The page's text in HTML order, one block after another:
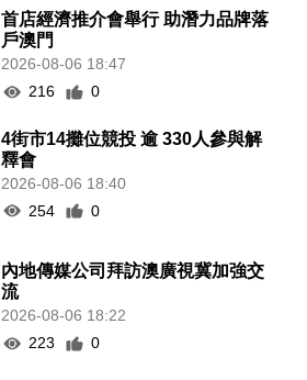
首店經濟推介會舉行 助潛力品牌落
戶澳門
2026-08-06 18:47
216
0
4街市14攤位競投 逾 330人參與解
釋會
2026-08-06 18:40
254
0
內地傳媒公司拜訪澳廣視冀加強交
流
2026-08-06 18:22
223
0